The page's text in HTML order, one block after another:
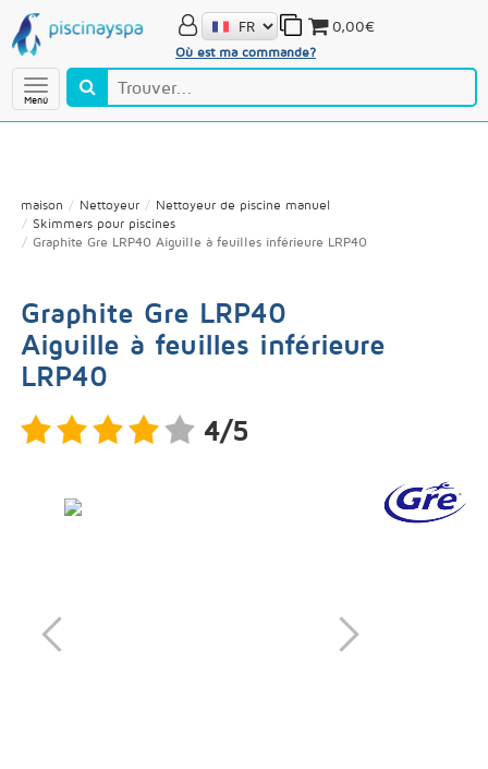
Menú
Où est ma commande?
0,00€
maison Nettoyeur
Nettoyeur de piscine manuel
Skimmers pour piscines
Graphite Gre LRP40 Aiguille à feuilles inférieure LRP40
Graphite Gre LRP40
Aiguille à feuilles inférieure
LRP40
4/5